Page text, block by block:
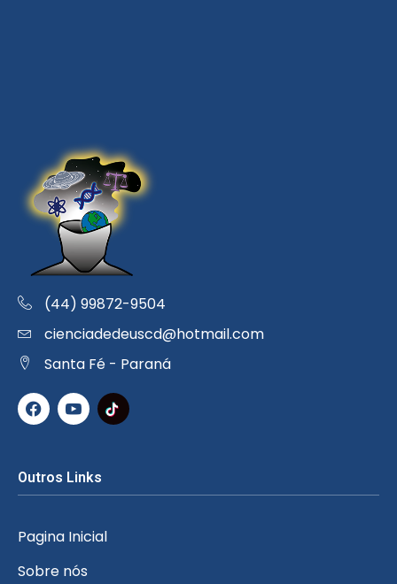
(44) 99872-9504
cienciadedeuscd@hotmail.com
Santa Fé - Paraná
Outros Links
Pagina Inicial
Sobre nós